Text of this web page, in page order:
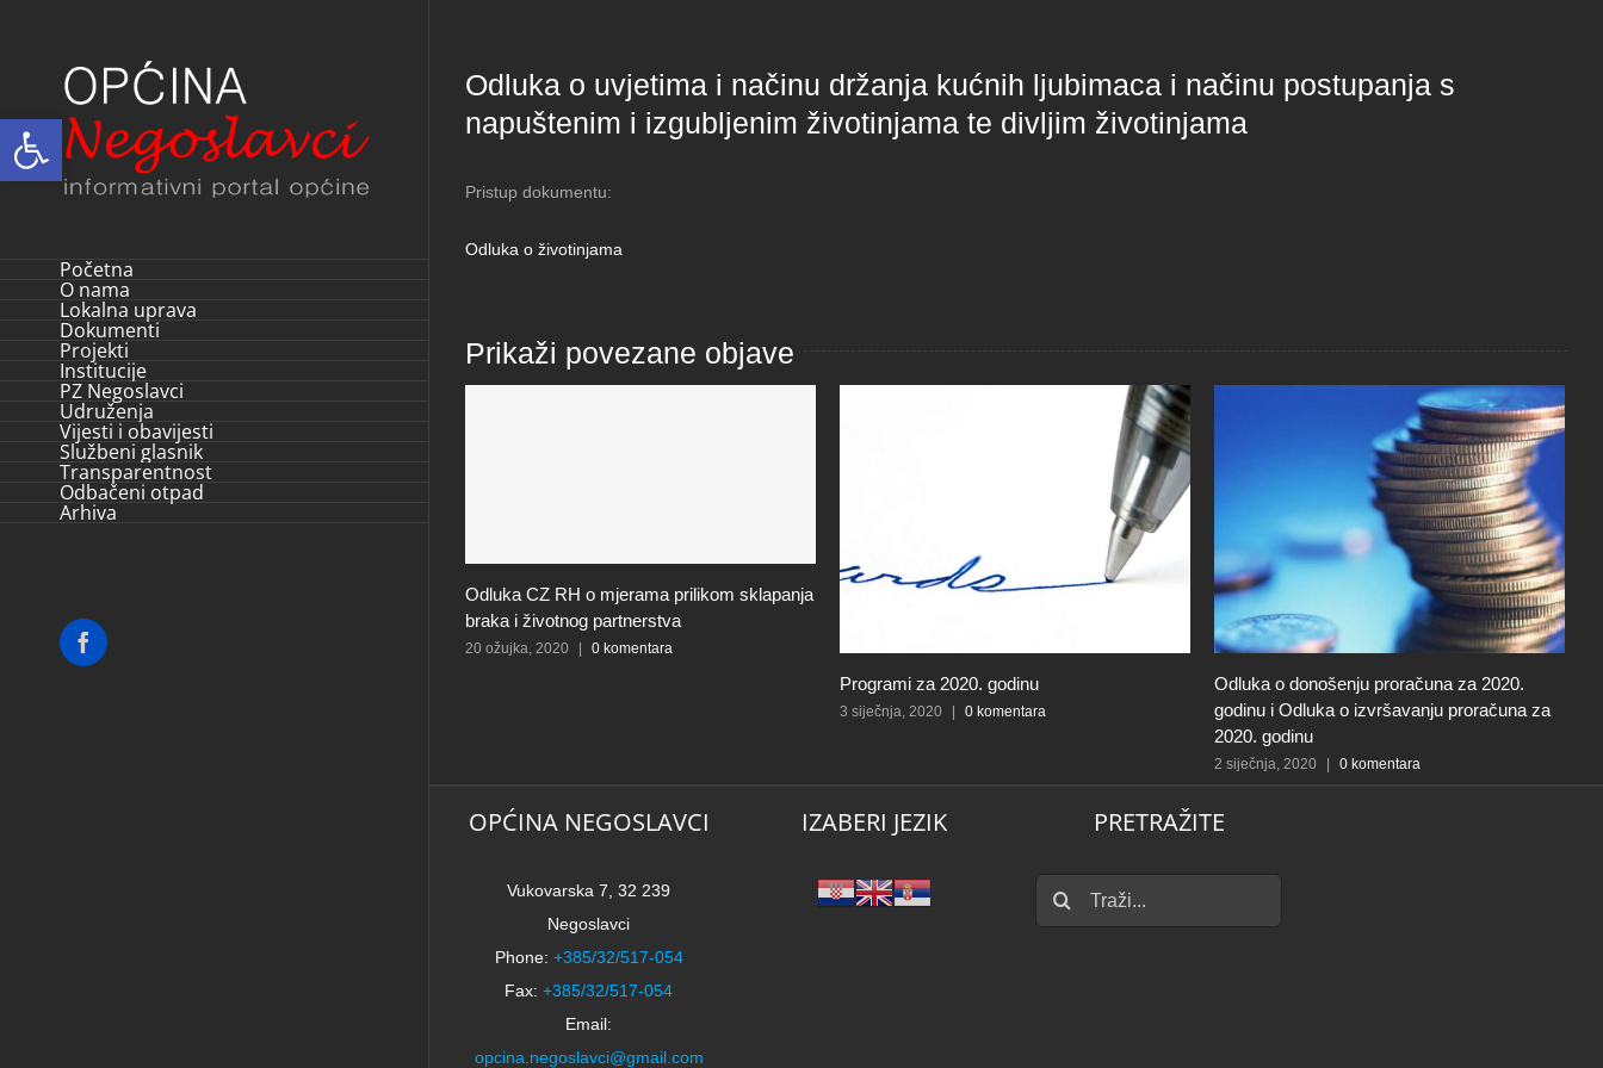
Open toolbar
Početna
O nama
Lokalna uprava
Dokumenti
Projekti
Institucije
PZ Negoslavci
Udruženja
Vijesti i obavijesti
Službeni glasnik
Transparentnost
Odbačeni otpad
Arhiva
Facebook
Odluka o uvjetima i načinu držanja kućnih ljubimaca i načinu postupanja s
napuštenim i izgubljenim životinjama te divljim životinjama
Pristup dokumentu:
Odluka o životinjama
Prikaži povezane objave
Odluka CZ RH o mjerama prilikom sklapanja
braka i životnog partnerstva
20 ožujka, 2020 0 komentara
Programi za 2020. godinu
3 siječnja, 2020 0 komentara
Odluka o donošenju proračuna za 2020.
godinu i Odluka o izvršavanju proračuna za
2020. godinu
2 siječnja, 2020 0 komentara
OPĆINA NEGOSLAVCI
Vukovarska 7, 32 239
Negoslavci
Phone: +385/32/517-054
Fax: +385/32/517-054
Email:
opcina.negoslavci@gmail.com
IZABERI JEZIK PRETRAŽITE
Traži...